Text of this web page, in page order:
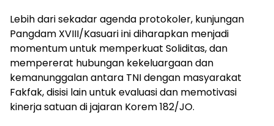
​Lebih dari sekadar agenda protokoler, kunjungan
Pangdam XVIII/Kasuari ini diharapkan menjadi
momentum untuk memperkuat Soliditas, dan
mempererat hubungan kekeluargaan dan
kemanunggalan antara TNI dengan masyarakat
Fakfak, disisi lain untuk evaluasi dan memotivasi
kinerja satuan di jajaran Korem 182/JO.